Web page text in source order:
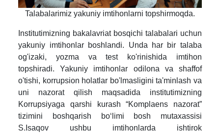
Talabalarimiz yakuniy imtihonlarni topshirmoqda.
Institutimizning bakalavriat bosqichi talabalari uchun
yakuniy imtihonlar boshlandi. Unda har bir talaba
og'izaki, yozma va test ko'rinishida imtihon
topshiradi.Yakuniy imtihonlar odilona va shaffof
o'tishi, korrupsion holatlar bo'lmasligini ta'minlash va
uni nazorat qilish maqsadida institutimizning
Korrupsiyaga qarshi kurash “Komplaens nazorat”
tizimini boshqarish bo‘limi bosh mutaxassisi
S.Isaqov ushbu imtihonlarda ishtirok